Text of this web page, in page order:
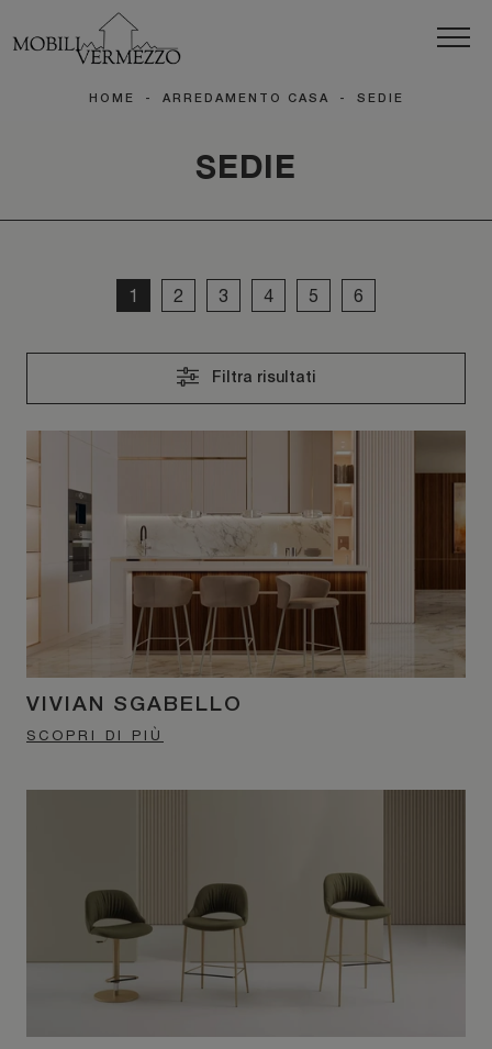
HOME - ARREDAMENTO CASA - SEDIE
SEDIE
1 2 3 4 5 6
Filtra risultati
VIVIAN SGABELLO
SCOPRI DI PIÙ